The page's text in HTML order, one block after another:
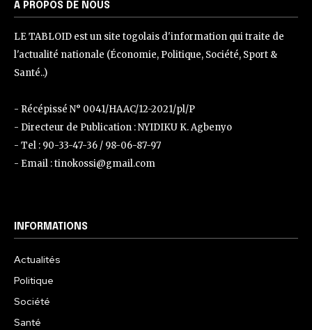
A PROPOS DE NOUS
LE TABLOID est un site togolais d'information qui traite de
l'actualité nationale (Économie, Politique, Société, Sport &
Santé..)
- Récépissé N° 0041/HAAC/12-2021/pl/P
- Directeur de Publication : NYIDIKU K. Agbenyo
- Tel : 90-33-47-36 / 98-06-87-97
- Email : tinokossi@gmail.com
INFORMATIONS
Actualités
Politique
Société
Santé